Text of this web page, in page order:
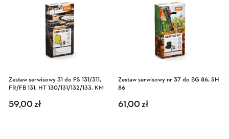
Zestaw serwisowy 31 do FS 131/311,
FR/FB 131, HT 130/131/132/133, KM
59,00zł
Zestaw serwisowy nr 37 do BG 86, SH
86
61,00zł